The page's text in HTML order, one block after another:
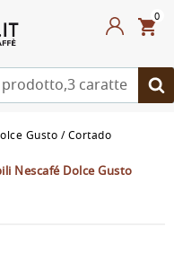
0
Gusto Cortado
Nescafé Dolce Gusto